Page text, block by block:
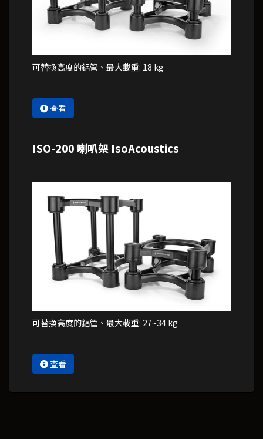
可替換高度的鋁管、最大載重: 18 kg
查看
可替換高度的鋁管、最大載重: 27~34 kg
查看
ISO-200 喇叭架 IsoAcoustics